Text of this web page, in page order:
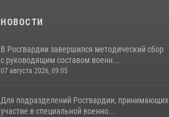
НОВОСТИ
В Росгвардии завершился методический сбор
с руководящим составом военн...
07 августа 2026, 09:05
Для подразделений Росгвардии, принимающих
участие в специальной военно...